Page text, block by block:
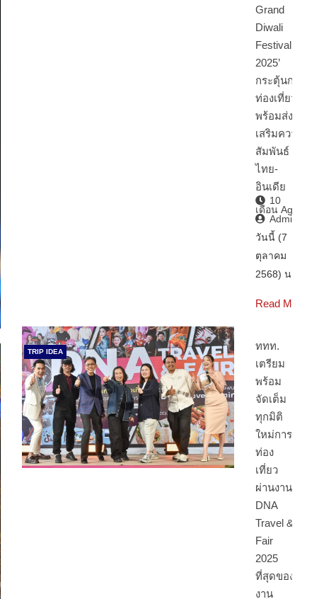
Grand
Diwali
Festival
2025’
กระตุ้นการ
ท่องเที่ยว
พร้อมส่ง
เสริมความ
สัมพันธ์
ไทย-
อินเดีย
10
เดือน Ago
Admin2
วันนี้ (7
ตุลาคม
2568) นา…
Read More
TRIP IDEA
ททท.
เตรียม
พร้อม
จัดเต็ม
ทุกมิติ
ใหม่การ
ท่อง
เที่ยว
ผ่านงาน
DNA
Travel &
Fair
2025
ที่สุดของ
งาน